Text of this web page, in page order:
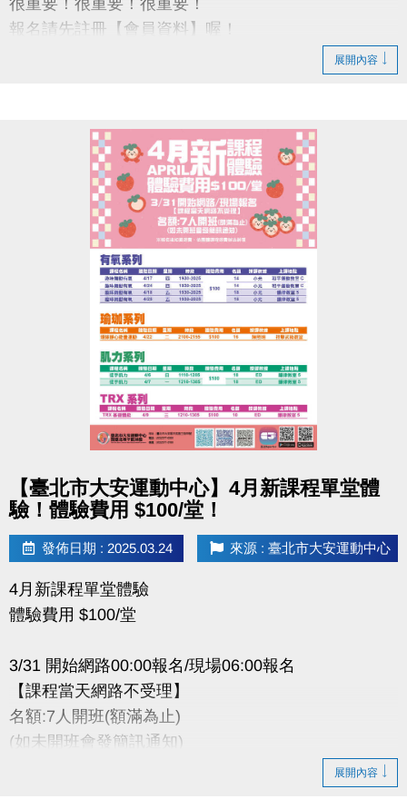
很重要！很重要！很重要！
報名請先註冊【會員資料】喔！
大安有APP囉!可以報名課程喔~
長佳Sports+ APP傳送門
https://reurl.cc/y60bN8
google playhttps://reurl.cc/E1yN5a
課程程下載傳送門↓
https://reurl.cc/knLNar
•開課之課程不再另行通知，教室依現場公告為主。
•未開課之課程將另行簡訊通知。
相關洽詢(02)2377-0300
‧泳池分機 105
‧體適能分機 107
展開內容
【臺北市大安運動中心】4月新課程單堂體
驗！體驗費用 $100/堂！
發佈日期 : 2025.03.24 來源 : 臺北市大安運動中心
4月新課程單堂體驗
體驗費用 $100/堂
3/31 開始網路00:00報名/現場06:00報名
【課程當天網路不受理】
名額:7人開班(額滿為止)
(如未開班會發簡訊通知)
※報名後如要退費，依團體課程退費辦法辦理
展開內容